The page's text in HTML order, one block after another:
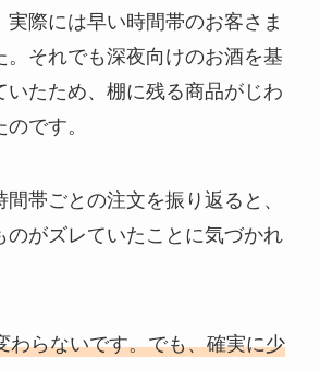
実際には早い時間帯のお客さま
。それでも深夜向けのお酒を基
いたため、棚に残る商品がじわ
です。
帯ごとの注文を振り返ると、
のがズレていたことに気づかれ
わらないです。でも、確実に少